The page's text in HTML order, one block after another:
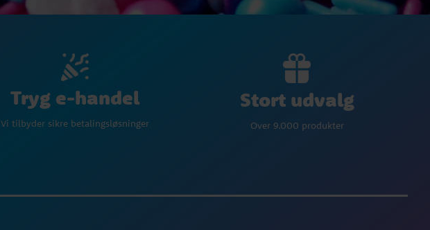
Tryg e-handel
Vi tilbyder sikre betalingsløsninger
Stort udvalg
Over 9.000 produkter